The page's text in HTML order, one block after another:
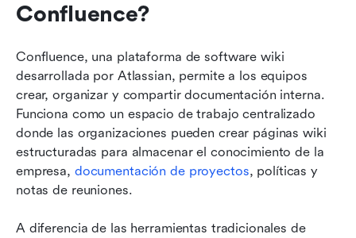
Confluence?
Confluence, una plataforma de software wiki
desarrollada por Atlassian, permite a los equipos
crear, organizar y compartir documentación interna.
Funciona como un espacio de trabajo centralizado
donde las organizaciones pueden crear páginas wiki
estructuradas para almacenar el conocimiento de la
empresa, documentación de proyectos, políticas y
notas de reuniones.
A diferencia de las herramientas tradicionales de